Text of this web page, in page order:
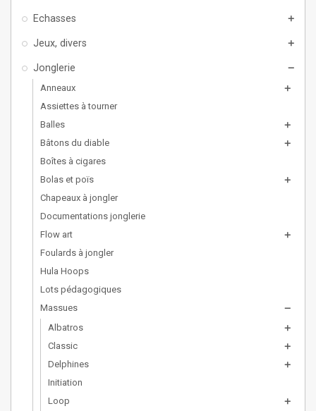
Echasses add
Jeux, divers add
Jonglerie remove
Anneaux add
Assiettes à tourner
Balles
add
Bâtons du diable add
Boîtes à cigares
Bolas et poïs
add
Chapeaux à jongler
Documentations jonglerie
Flow art
add
Foulards à jongler
Hula Hoops
Lots pédagogiques
Massues
remove
Albatros add
Classic add
Delphines add
Initiation
Loop
add